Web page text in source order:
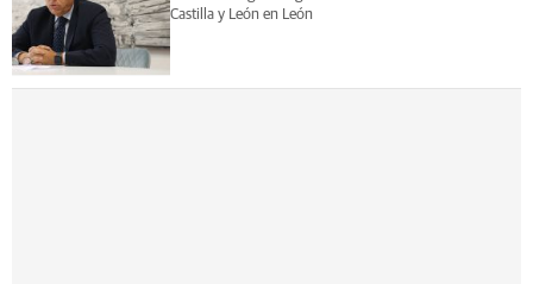
Castilla y León en León